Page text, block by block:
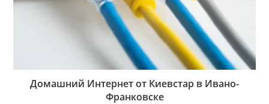
Домашний Интернет от Киевстар в Ивано-
Франковске